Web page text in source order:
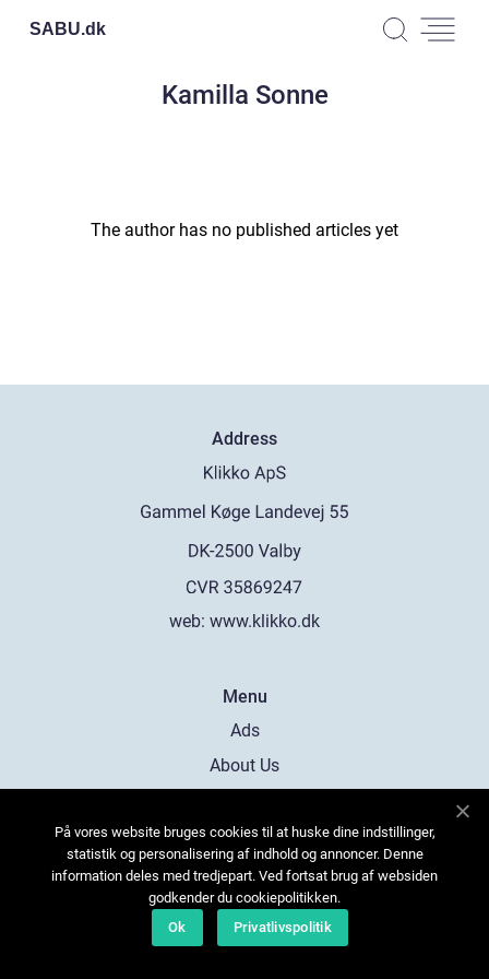
SABU.dk
Kamilla Sonne
The author has no published articles yet
Address
web: www.klikko.dk
Menu
Ads
About Us
Contact
Sitemap
På vores website bruges cookies til at huske dine indstillinger,
statistik og personalisering af indhold og annoncer. Denne
information deles med tredjepart. Ved fortsat brug af websiden
godkender du cookiepolitikken.
Ok
Privatlivspolitik